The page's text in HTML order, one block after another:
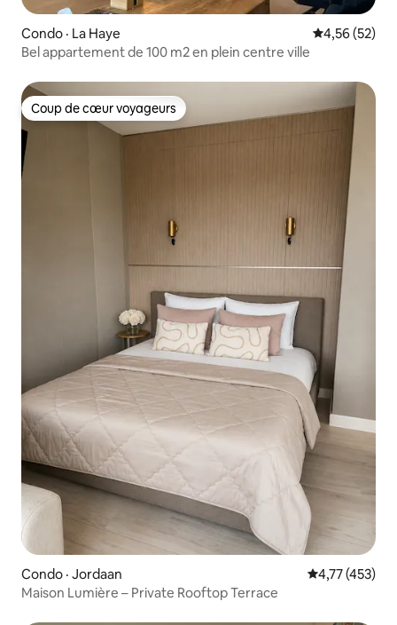
Condo · La Haye Note
4,56 (52)
Bel appartement de 100 m2 en plein centre ville
Coup de cœur voyageurs
Coup de cœur voyageurs
Condo · Jordaan Note
4,77 (453)
Maison Lumière – Private Rooftop Terrace